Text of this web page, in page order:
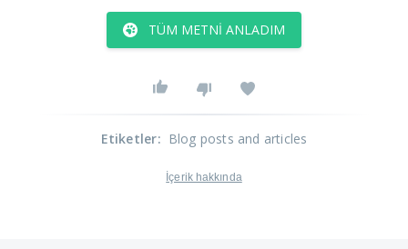
TÜM METNI ANLADIM
Etiketler: Blog posts and articles
İçerik hakkında